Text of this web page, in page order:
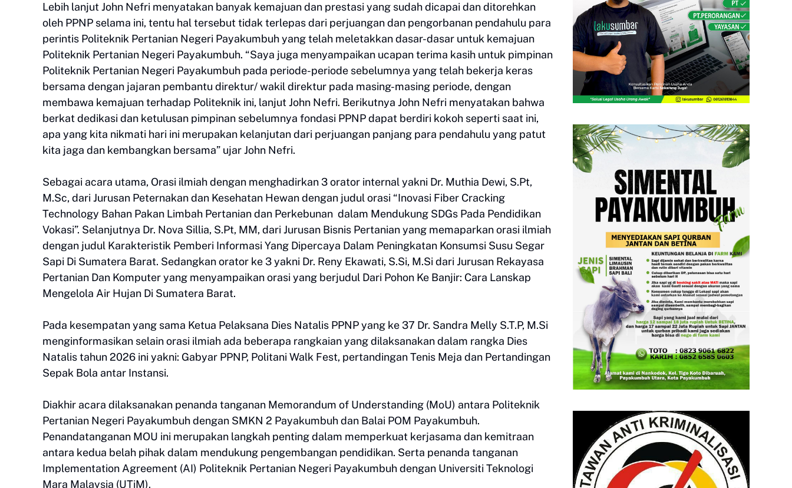
Lebih lanjut John Nefri menyatakan banyak kemajuan dan prestasi yang sudah dicapai dan ditorehkan
oleh PPNP selama ini, tentu hal tersebut tidak terlepas dari perjuangan dan pengorbanan pendahulu para
perintis Politeknik Pertanian Negeri Payakumbuh yang telah meletakkan dasar-dasar untuk kemajuan
Politeknik Pertanian Negeri Payakumbuh. “Saya juga menyampaikan ucapan terima kasih untuk pimpinan
Politeknik Pertanian Negeri Payakumbuh pada periode-periode sebelumnya yang telah bekerja keras
bersama dengan jajaran pembantu direktur/ wakil direktur pada masing-masing periode, dengan
membawa kemajuan terhadap Politeknik ini, lanjut John Nefri. Berikutnya John Nefri menyatakan bahwa
berkat dedikasi dan ketulusan pimpinan sebelumnya fondasi PPNP dapat berdiri kokoh seperti saat ini,
apa yang kita nikmati hari ini merupakan kelanjutan dari perjuangan panjang para pendahulu yang patut
kita jaga dan kembangkan bersama” ujar John Nefri.
Sebagai acara utama, Orasi ilmiah dengan menghadirkan 3 orator internal yakni Dr. Muthia Dewi, S.Pt,
M.Sc, dari Jurusan Peternakan dan Kesehatan Hewan dengan judul orasi “Inovasi Fiber Cracking
Technology Bahan Pakan Limbah Pertanian dan Perkebunan dalam Mendukung SDGs Pada Pendidikan
Vokasi”. Selanjutnya Dr. Nova Sillia, S.Pt, MM, dari Jurusan Bisnis Pertanian yang memaparkan orasi ilmiah
dengan judul Karakteristik Pemberi Informasi Yang Dipercaya Dalam Peningkatan Konsumsi Susu Segar
Sapi Di Sumatera Barat. Sedangkan orator ke 3 yakni Dr. Reny Ekawati, S.Si, M.Si dari Jurusan Rekayasa
Pertanian Dan Komputer yang menyampaikan orasi yang berjudul Dari Pohon Ke Banjir: Cara Lanskap
Mengelola Air Hujan Di Sumatera Barat.
Pada kesempatan yang sama Ketua Pelaksana Dies Natalis PPNP yang ke 37 Dr. Sandra Melly S.T.P, M.Si
menginformasikan selain orasi ilmiah ada beberapa rangkaian yang dilaksanakan dalam rangka Dies
Natalis tahun 2026 ini yakni: Gabyar PPNP, Politani Walk Fest, pertandingan Tenis Meja dan Pertandingan
Sepak Bola antar Instansi.
Diakhir acara dilaksanakan penanda tanganan Memorandum of Understanding (MoU) antara Politeknik
Pertanian Negeri Payakumbuh dengan SMKN 2 Payakumbuh dan Balai POM Payakumbuh.
Penandatanganan MOU ini merupakan langkah penting dalam memperkuat kerjasama dan kemitraan
antara kedua belah pihak dalam mendukung pengembangan pendidikan. Serta penanda tanganan
Implementation Agreement (AI) Politeknik Pertanian Negeri Payakumbuh dengan Universiti Teknologi
Mara Malaysia (UTiM).